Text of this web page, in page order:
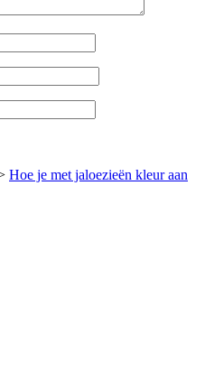
Hoe je met jaloezieën kleur aan